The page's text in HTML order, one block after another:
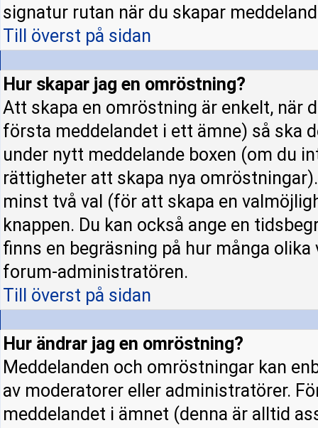
signatur rutan när du skapar
Till överst på sidan
Hur skapar jag en omröstning?
Att skapa en omröstning är enkelt, när
första meddelandet i ett ämne) så ska
under nytt meddelande boxen (om du
rättigheter att skapa nya
minst två val (för att skapa en
knappen. Du kan också ange en
finns en begräsning på hur många
forum-administratören.
Till överst på sidan
Hur ändrar jag en omröstning?
Meddelanden och omröstningar kan
av moderatorer eller administratörer.
meddelandet i ämnet (denna är alltid